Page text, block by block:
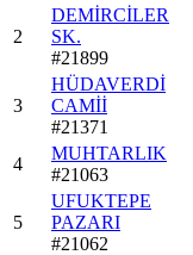
2
DEMİRCİLER
SK.
#21899
3
HÜDAVERDİ
CAMİİ
#21371
4
MUHTARLIK
#21063
5
UFUKTEPE
PAZARI
#21062